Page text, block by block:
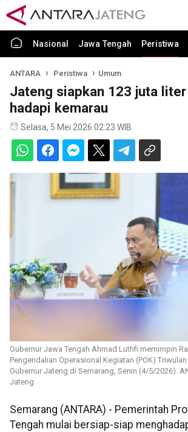
Nasional Jawa Tengah Peristiwa
ANTARA Peristiwa Umum
Jateng siapkan 123 juta
hadapi kemarau
Selasa, 5 Mei 2026 02:23 WIB
Gubernur Jawa Tengah Ahmad Luthfi memimpin
Pengendalian Operasional Kegiatan (POK)
Gubernur Jateng di Semarang, Senin (4/5/2026).
Jateng
Semarang (ANTARA) - Pemerintah
Tengah mulai bersiap-siap